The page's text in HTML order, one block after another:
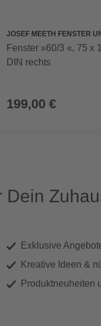
JOSEF MEETH FENSTER
Fenster »60/3 «, 75 x
DIN rechts
199,00 €
Exklusive
Kreative Ideen &
Produktneuheiten